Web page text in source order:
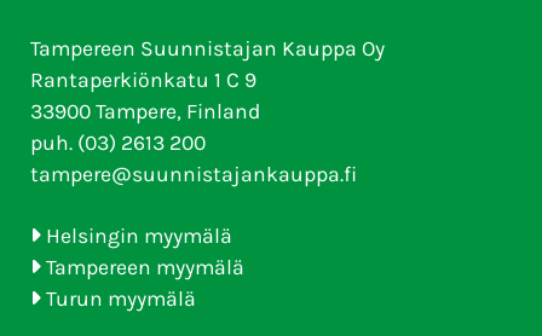
Tampereen Suunnistajan Kauppa Oy
Rantaperkiönkatu 1 C 9
33900 Tampere, Finland
puh. (03) 2613 200
tampere@suunnistajankauppa.fi
Helsingin myymälä
Tampereen myymälä
Turun myymälä